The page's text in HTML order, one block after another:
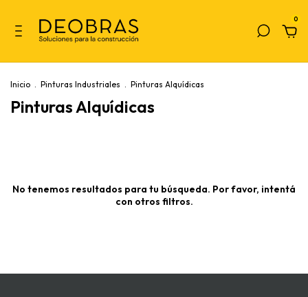
0
Inicio . Pinturas Industriales . Pinturas Alquídicas
Pinturas Alquídicas
No tenemos resultados para tu búsqueda. Por favor, intentá
con otros filtros.